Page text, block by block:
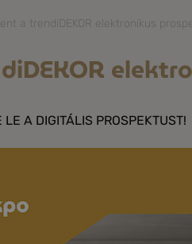
a trendiDEKOR elektronikus
A DIGITÁLIS PROSPEKTUST!